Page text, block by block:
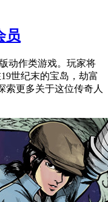
员
动作类游戏。玩家将
世纪末的宝岛，劫富
索更多关于这位传奇人